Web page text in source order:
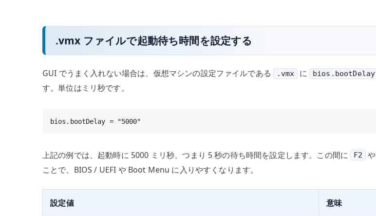
.vmx ファイルで起動待ち時間を設定する
GUI でうまく入れない場合は、仮想マシンの設定ファイルである .vmx に bios.bootDelay
す。単位はミリ秒です。
bios.bootDelay = "5000"
上記の例では、起動時に 5000 ミリ秒、つまり 5 秒の待ち時間を設定します。この間に F2 や
ことで、BIOS / UEFI や Boot Menu に入りやすくなります。
設定値 意味